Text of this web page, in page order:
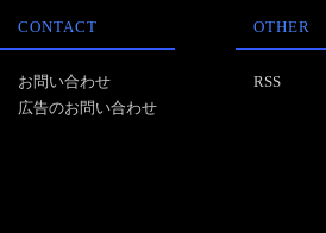
CONTACT
お問い合わせ
広告のお問い合わせ
OTHER
RSS